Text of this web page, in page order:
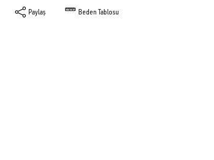
Paylaş Beden Tablosu